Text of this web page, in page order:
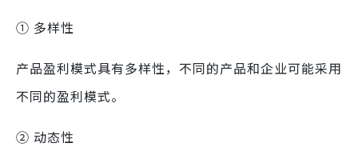
① 多样性
产品盈利模式具有多样性，不同的产品和企业可能采用
不同的盈利模式。
② 动态性